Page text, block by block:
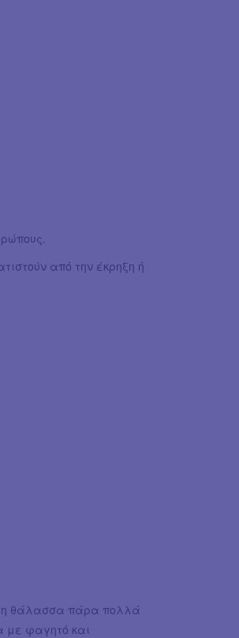
από την έκρηξη ή
θάλασσα πάρα πολλά
με φαγητό και